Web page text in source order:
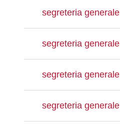
segreteria generale
segreteria generale
segreteria generale
segreteria generale